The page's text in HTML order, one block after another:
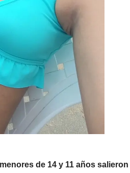
de 14 y 11 años salieron